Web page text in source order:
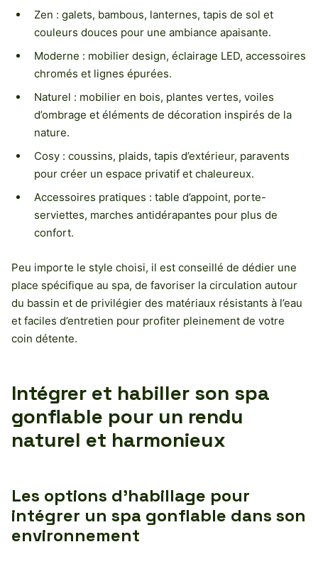
Zen : galets, bambous, lanternes, tapis de sol et
couleurs douces pour une ambiance apaisante.
Moderne : mobilier design, éclairage LED, accessoires
chromés et lignes épurées.
Naturel : mobilier en bois, plantes vertes, voiles
d’ombrage et éléments de décoration inspirés de la
nature.
Cosy : coussins, plaids, tapis d’extérieur, paravents
pour créer un espace privatif et chaleureux.
Accessoires pratiques : table d’appoint, porte-
serviettes, marches antidérapantes pour plus de
confort.
Peu importe le style choisi, il est conseillé de dédier une
place spécifique au spa, de favoriser la circulation autour
du bassin et de privilégier des matériaux résistants à l’eau
et faciles d’entretien pour profiter pleinement de votre
coin détente.
Intégrer et habiller son spa
gonflable pour un rendu
naturel et harmonieux
Les options d’habillage pour
intégrer un spa gonflable dans son
environnement